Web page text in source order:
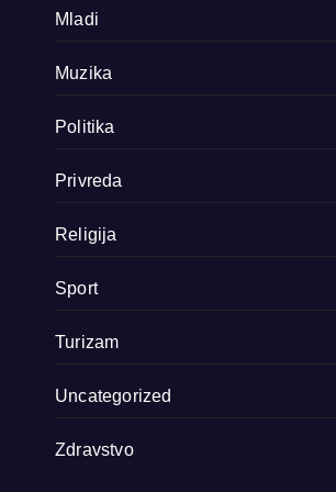
Mladi
Muzika
Politika
Privreda
Religija
Sport
Turizam
Uncategorized
Zdravstvo